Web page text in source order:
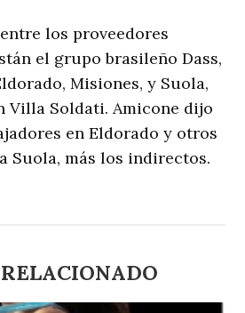
los proveedores
el grupo brasileño Dass,
Misiones, y Suola,
Villa Soldati. Amicone dijo
en Eldorado y otros
Suola, más los indirectos.